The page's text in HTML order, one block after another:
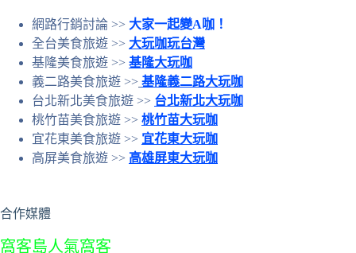
網路行銷討論 >> 大家一起變A咖！
全台美食旅遊 >> 大玩咖玩台灣
基隆美食旅遊 >> 基隆大玩咖
義二路美食旅遊 >> 基隆義二路大玩咖
台北新北美食旅遊 >> 台北新北大玩咖
桃竹苗美食旅遊 >> 桃竹苗大玩咖
宜花東美食旅遊 >> 宜花東大玩咖
高屏美食旅遊 >> 高雄屏東大玩咖
合作媒體
窩客島人氣窩客